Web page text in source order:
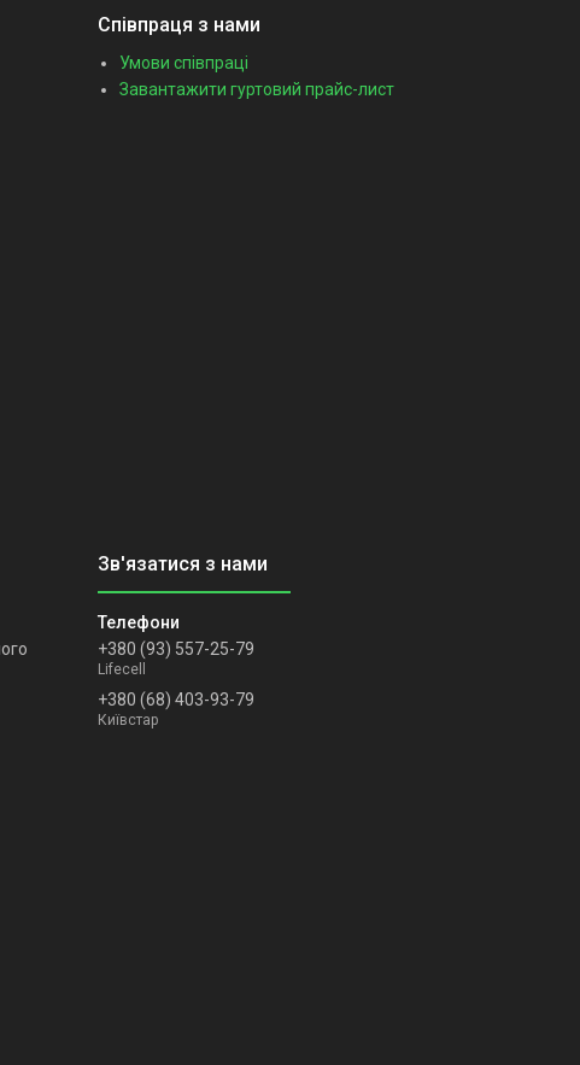
Співпраця з нами
Умови співпраці
Завантажити гуртовий прайс-лист
+380 (93) 557-25-79
Lifecell
+380 (68) 403-93-79
Київстар